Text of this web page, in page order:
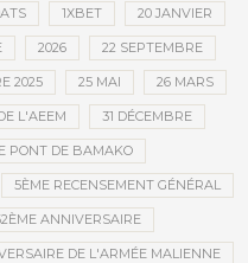
1XBET 20 JANVIER
2026 22 SEPTEMBRE
2025 25 MAI 26 MARS
L'AEEM 31 DÉCEMBRE
PONT DE BAMAKO
5ÈME RECENSEMENT GÉNÉRAL
ANNIVERSAIRE
DE L'ARMÉE MALIENNE